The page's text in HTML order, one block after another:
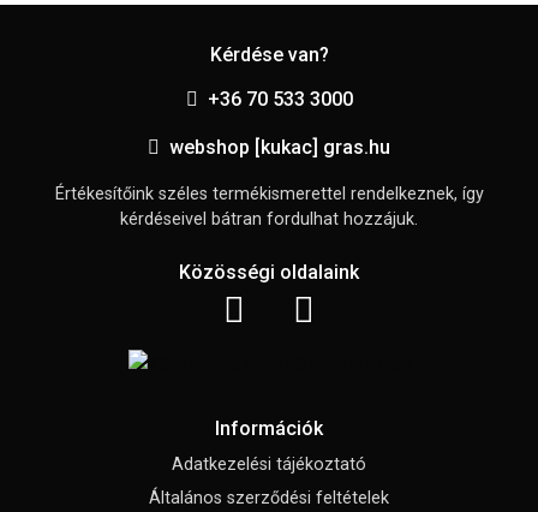
Kérdése van?
+36 70 533 3000
webshop [kukac] gras.hu
Értékesítőink széles termékismerettel rendelkeznek, így
kérdéseivel bátran fordulhat hozzájuk.
Közösségi oldalaink
Információk
Adatkezelési tájékoztató
Általános szerződési feltételek